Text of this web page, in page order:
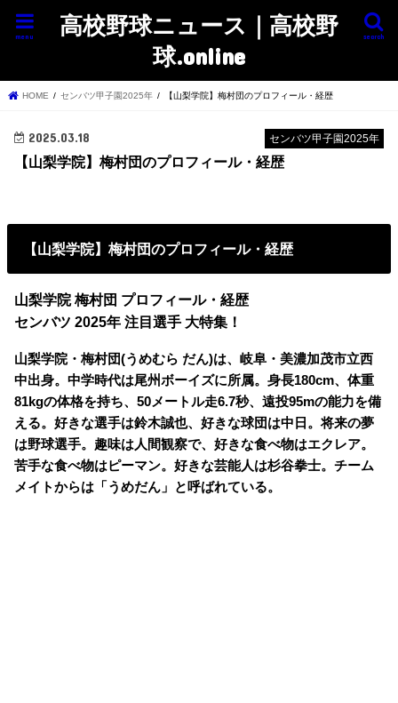
高校野球ニュース｜高校野
球.online
search
menu
HOME センバツ甲子園2025年 【山梨学院】梅村団のプロフィール・経歴
センバツ甲子園2025年
2025.03.18
【山梨学院】梅村団のプロフィール・経歴
【山梨学院】梅村団のプロフィール・経歴
山梨学院 梅村団 プロフィール・経歴
センバツ 2025年 注目選手 大特集！
山梨学院・梅村団(うめむら だん)は、岐阜・美濃加茂市立西
中出身。中学時代は尾州ボーイズに所属。身長180cm、体重
81kgの体格を持ち、50メートル走6.7秒、遠投95mの能力を備
える。好きな選手は鈴木誠也、好きな球団は中日。将来の夢
は野球選手。趣味は人間観察で、好きな食べ物はエクレア。
苦手な食べ物はピーマン。好きな芸能人は杉谷拳士。チーム
メイトからは「うめだん」と呼ばれている。